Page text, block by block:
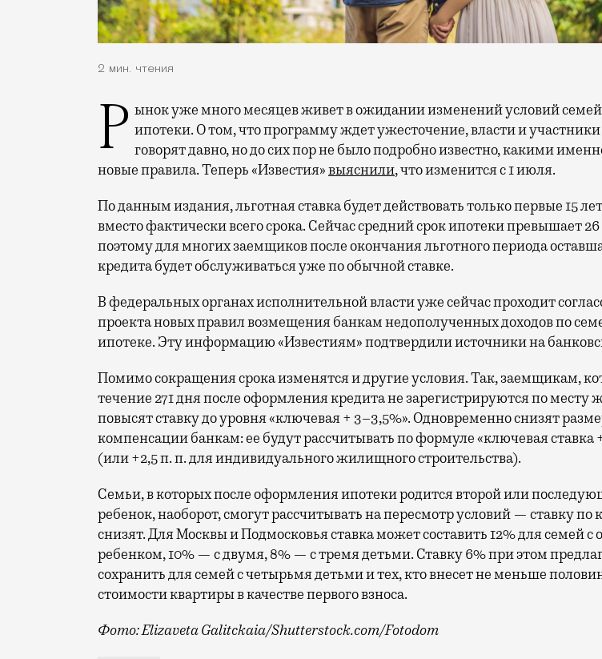
2 мин. чтения
Рынок уже много месяцев живет в ожидании изменений условий семейной ипотеки. О том, что программу ждет ужесточение, власти и
говорят давно, но до сих пор не было подробно известно, какими
новые правила. Теперь «Известия»выяснили, что изменится с 1 июля.
По данным издания, льготная ставка будет действовать только первые 15
вместо фактически всего срока. Сейчас средний срок ипотеки превышает 26
поэтому для многих заемщиков после окончания льготного периода
кредита будет обслуживаться уже по обычной ставке.
В федеральных органах исполнительной власти уже сейчас проходит
проекта новых правил возмещения банкам недополученных доходов по
ипотеке. Эту информацию «Известиям» подтвердили источники на
Помимо сокращения срока изменятся и другие условия. Так, заемщикам,
течение 271 дня после оформления кредита не зарегистрируются по месту
повысят ставку до уровня «ключевая + 3–3,5%». Одновременно снизят
компенсации банкам: ее будут рассчитывать по формуле «ключевая ставка
(или +2,5 п. п. для индивидуального жилищного строительства).
Семьи, в которых после оформления ипотеки родится второй или
ребенок, наоборот, смогут рассчитывать на пересмотр условий — ставку по
снизят. Для Москвы и Подмосковья ставка может составить 12% для семей с
ребенком, 10% — с двумя, 8% — с тремя детьми. Ставку 6% при этом
сохранить для семей с четырьмя детьми и тех, кто внесет не меньше
стоимости квартиры в качестве первого взноса.
Фото: Elizaveta Galitckaia/Shutterstock.com/Fotodom